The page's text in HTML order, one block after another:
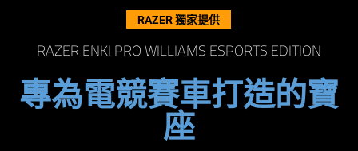
RAZER 獨家提供
RAZER ENKI PRO WILLIAMS ESPORTS EDITION
專為電競賽車打造的寶
座